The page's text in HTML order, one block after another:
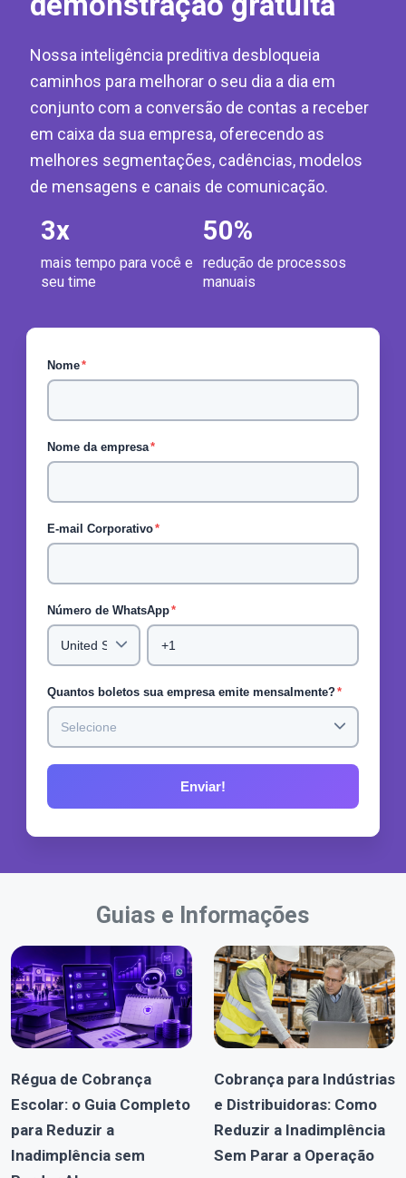
Nossa inteligência preditiva desbloqueia
caminhos para melhorar o seu dia a dia em
conjunto com a conversão de contas a receber
em caixa da sua empresa, oferecendo as
melhores segmentações, cadências, modelos
de mensagens e canais de comunicação.
3x
mais tempo para você e
seu time
50%
redução de processos
manuais
Nome*
Nome da empresa*
E-mail Corporativo*
Número de WhatsApp*
Quantos boletos sua empresa emite mensalmente?*
Guias e Informações
Régua de Cobrança
Escolar: o Guia Completo
para Reduzir a
Inadimplência sem
Cobrança para Indústrias
e Distribuidoras: Como
Reduzir a Inadimplência
Sem Parar a Operação